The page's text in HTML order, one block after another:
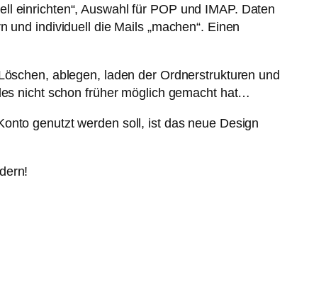
einrichten“, Auswahl für POP und IMAP. Daten
individuell die Mails „machen“. Einen
ablegen, laden der Ordnerstrukturen und
nicht schon früher möglich gemacht hat…
genutzt werden soll, ist das neue Design